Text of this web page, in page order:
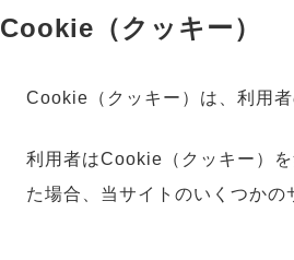
Cookie（クッキー）
Cookie（クッキー）は、利用
利用者はCookie（クッキー）
た場合、当サイトのいくつかの